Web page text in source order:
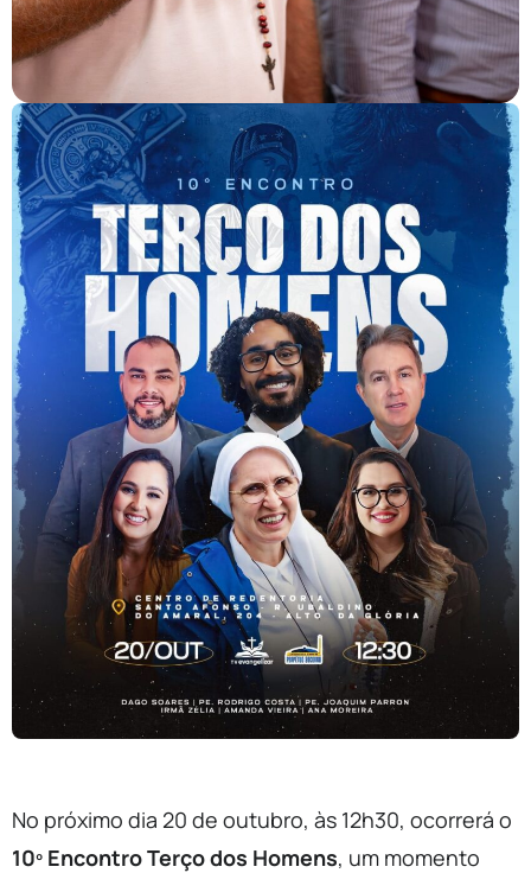
No próximo dia 20 de outubro, às 12h30, ocorrerá o
10º Encontro Terço dos Homens, um momento